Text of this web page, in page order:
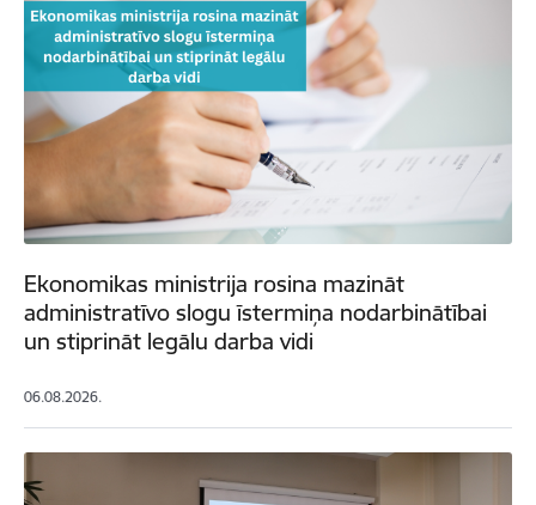
Ekonomikas ministrija rosina mazināt
administratīvo slogu īstermiņa nodarbinātībai
un stiprināt legālu darba vidi
06.08.2026.